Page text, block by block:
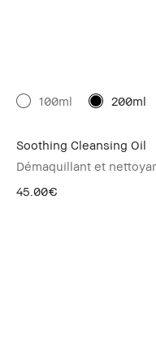
100ml 200ml
Soothing Cleansing Oil
Démaquillant et
45.00€